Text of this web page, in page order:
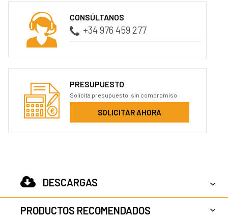
CONSÚLTANOS
+34 976 459 277
PRESUPUESTO
Solicita presupuesto, sin compromiso
SOLICITAR AHORA
DESCARGAS
PRODUCTOS RECOMENDADOS